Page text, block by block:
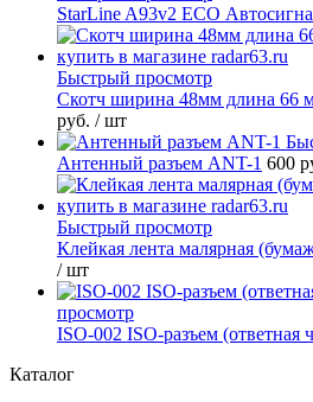
StarLine A93v2 ECO
Быстрый просмотр
Скотч ширина 48мм длина 66
руб. / шт
Антенный разъем ANT-1 600
Быстрый просмотр
Клейкая лента малярная
/ шт
просмотр
ISO-002 ISO-разъем (ответная
Каталог